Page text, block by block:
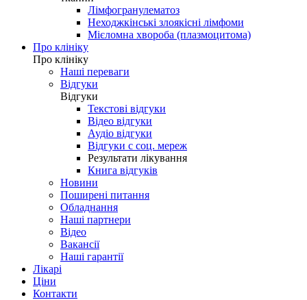
Лімфогранулематоз
Неходжкінські злоякісні лімфоми
Мієломна хвороба (плазмоцитома)
Про клініку
Про клініку
Наші переваги
Відгуки
Відгуки
Текстові відгуки
Відео відгуки
Аудіо відгуки
Відгуки с соц. мереж
Результати лікування
Книга відгуків
Новини
Поширені питання
Обладнання
Наші партнери
Відео
Вакансії
Наші гарантії
Лікарі
Ціни
Контакти